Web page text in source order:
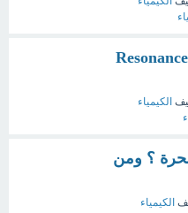
ما هو مفهوم الرنين Resonance
الكيمياء
؟ ومن
الكيمياء